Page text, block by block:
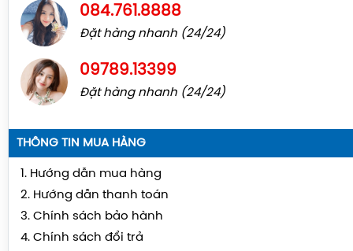
084.761.8888
Đặt hàng nhanh (24/24)
09789.13399
Đặt hàng nhanh (24/24)
THÔNG TIN MUA HÀNG
1. Hướng dẫn mua hàng
2. Hướng dẫn thanh toán
3. Chính sách bảo hành
4. Chính sách đổi trả